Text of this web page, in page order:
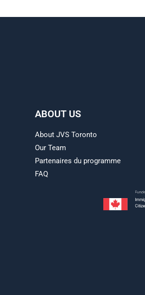
ABOUT US
About JVS Toronto
Our Team
Partenaires du programme
FAQ